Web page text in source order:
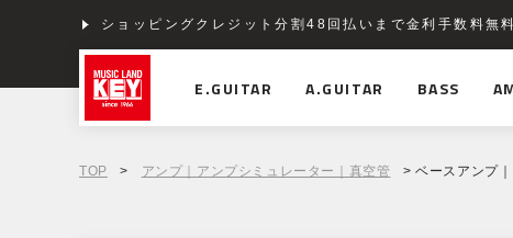
ショッピングクレジット分割48回払いまで金利手数料無料
E.GUITAR A.GUITAR BASS
TOP > アンプ｜アンプシミュレーター｜真空管 > ベースアンプ